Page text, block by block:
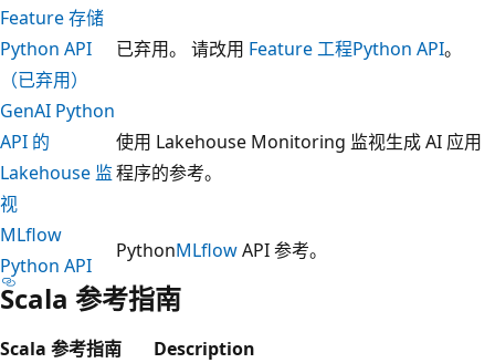
Feature 存储
Python API
（已弃用）
已弃用。 请改用 Feature 工程Python API。
GenAI Python
API 的
Lakehouse 监
视
使用 Lakehouse Monitoring 监视生成 AI 应用
程序的参考。
MLflow
Python API
PythonMLflowAPI 参考。
Scala 参考指南
Scala 参考指南
Description